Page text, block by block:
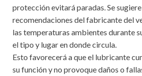
protección evitará paradas. Se
recomendaciones del fabricante del
las temperaturas ambientes durante
el tipo y lugar en donde circula.
Esto favorecerá a que el lubricante
su función y no provoque daños o